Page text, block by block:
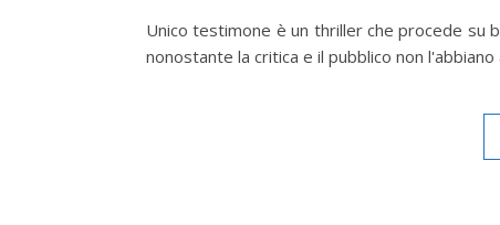
Unico testimone è un thriller che procede su
nonostante la critica e il pubblico non l'abbiano